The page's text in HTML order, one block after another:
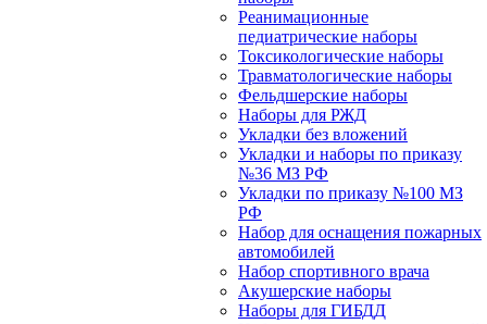
Реанимационные
педиатрические наборы
Токсикологические наборы
Травматологические наборы
Фельдшерские наборы
Наборы для РЖД
Укладки без вложений
Укладки и наборы по приказу
№36 МЗ РФ
Укладки по приказу №100 МЗ
РФ
Набор для оснащения пожарных
автомобилей
Набор спортивного врача
Акушерские наборы
Наборы для ГИБДД